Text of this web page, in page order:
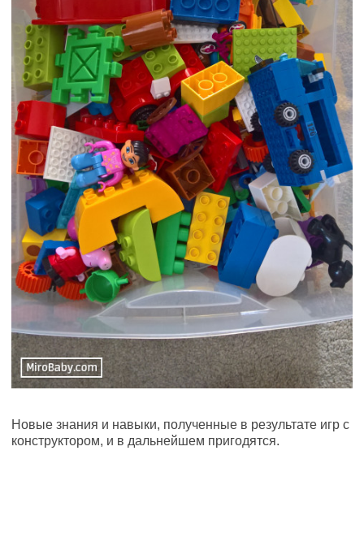
Новые знания и навыки, полученные в результате игр с
конструктором, и в дальнейшем пригодятся.